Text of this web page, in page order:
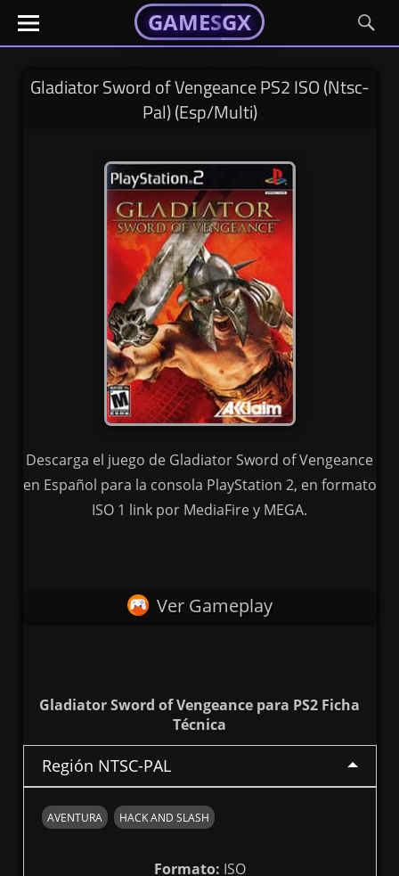
Skip
GAMESGX
El
portal
tus
GAMESGX
GAMESGX
El
portal
tus
Gladiator Sword of Vengeance PS2 ISO (Ntsc-
Pal) (Esp/Multi)
Descarga el juego de Gladiator Sword of Vengeance
en Español para la consola PlayStation 2, en formato
ISO 1 link por MediaFire y MEGA.
Ver Gameplay
Gladiator Sword of Vengeance para PS2 Ficha
Técnica
Región NTSC-PAL
AVENTURA HACK AND SLASH
Formato: ISO